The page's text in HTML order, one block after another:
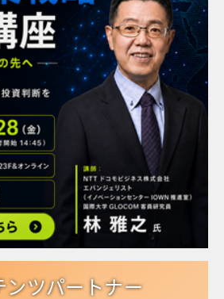
ンツパートナー